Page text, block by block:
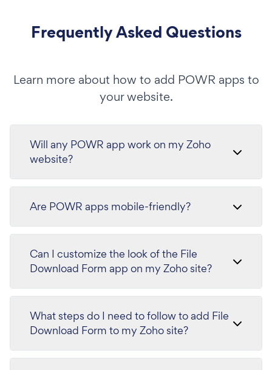
Frequently Asked Questions
Learn more about how to add POWR apps to
your website.
Will any POWR app work on my Zoho
website?
Are POWR apps mobile-friendly?
Can I customize the look of the File
Download Form app on my Zoho site?
What steps do I need to follow to add File
Download Form to my Zoho site?